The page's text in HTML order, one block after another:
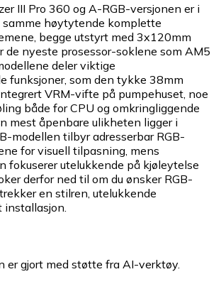
III Pro 360 og A-RGB-versjonen er i
samme høytytende komplette
begge utstyrt med 3x120mm
nyeste prosessor-soklene som AM5
deler viktige
funksjoner, som den tykke 38mm
VRM-vifte på pumpehuset, noe
både for CPU og omkringliggende
mest åpenbare ulikheten ligger i
modellen tilbyr adresserbar RGB-
for visuell tilpasning, mens
fokuserer utelukkende på kjøleytelse
derfor ned til om du ønsker RGB-
en stilren, utelukkende
er gjort med støtte fra AI-verktøy.